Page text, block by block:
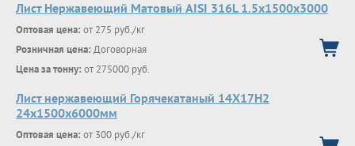
Лист Нержавеющий Матовый AISI 316L 1.5х1500х3000
Оптовая цена: от 275 руб./кг
Розничная цена: Договорная
Цена за тонну: от 275000 руб.
Лист нержавеющий Горячекатаный 14Х17Н2
24x1500x6000мм
Оптовая цена: от 300 руб./кг